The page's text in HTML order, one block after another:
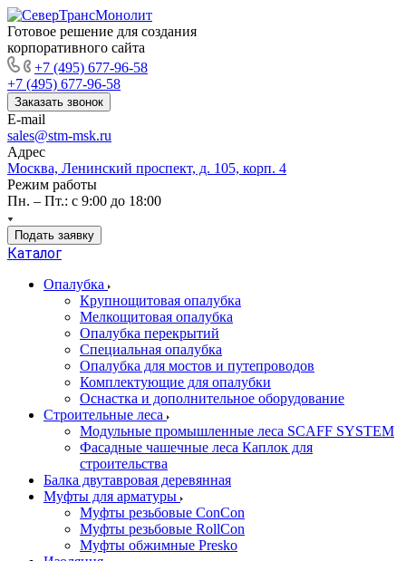
Готовое решение для создания
корпоративного сайта
+7 (495) 677-96-58
+7 (495) 677-96-58
Заказать звонок
E-mail
sales@stm-msk.ru
Адрес
Москва, Ленинский проспект, д. 105, корп. 4
Режим работы
Пн. – Пт.: с 9:00 до 18:00
Подать заявку
Каталог
Опалубка
Крупнощитовая опалубка
Мелкощитовая опалубка
Опалубка перекрытий
Специальная опалубка
Опалубка для мостов и путепроводов
Комплектующие для опалубки
Оснастка и дополнительное оборудование
Строительные леса
Модульные промышленные леса SCAFF SYSTEM
Фасадные чашечные леса Каплок для
строительства
Балка двутавровая деревянная
Муфты для арматуры
Муфты резьбовые ConCon
Муфты резьбовые RollCon
Муфты обжимные Presko